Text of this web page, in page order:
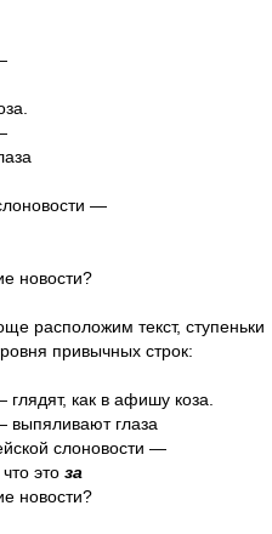
—
новости?
расположим текст, ступеньки
привычных строк:
как в афишу коза.
выпяливают глаза
слоновости —
это за
новости?